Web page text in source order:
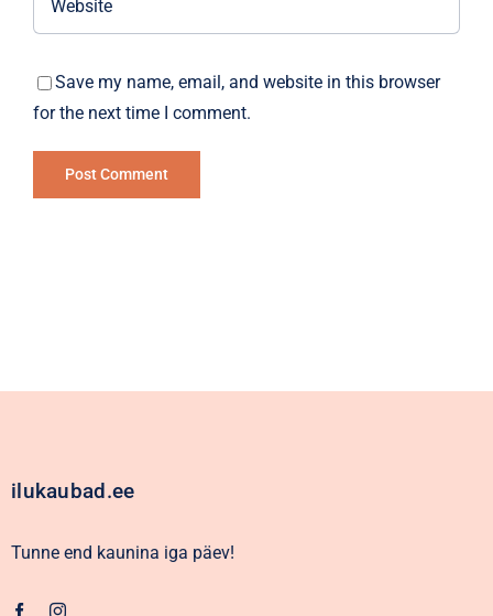
Save my name, email, and website in this browser
for the next time I comment.
ilukaubad.ee
Tunne end kaunina iga päev!